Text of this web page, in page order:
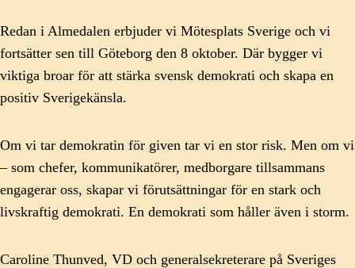
Redan i Almedalen erbjuder vi Mötesplats Sverige och vi
fortsätter sen till Göteborg den 8 oktober. Där bygger vi
viktiga broar för att stärka svensk demokrati och skapa en
positiv Sverigekänsla.
Om vi tar demokratin för given tar vi en stor risk. Men om vi
– som chefer, kommunikatörer, medborgare tillsammans
engagerar oss, skapar vi förutsättningar för en stark och
livskraftig demokrati. En demokrati som håller även i storm.
Caroline Thunved, VD och generalsekreterare på Sveriges